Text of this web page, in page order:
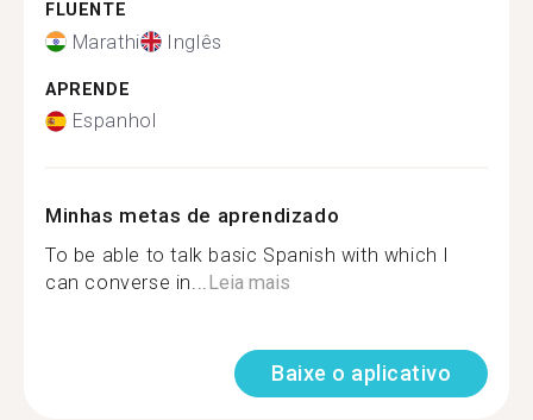
FLUENTE
Marathi Inglês
APRENDE
Espanhol
Minhas metas de aprendizado
To be able to talk basic Spanish with which I
can converse in...Leia mais
Baixe o aplicativo